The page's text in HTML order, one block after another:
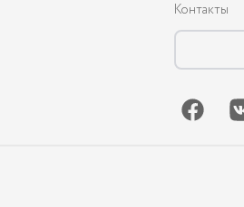
Контакты